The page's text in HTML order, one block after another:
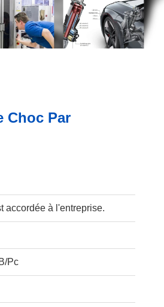
Choc Par
accordée à l'entreprise.
Pc